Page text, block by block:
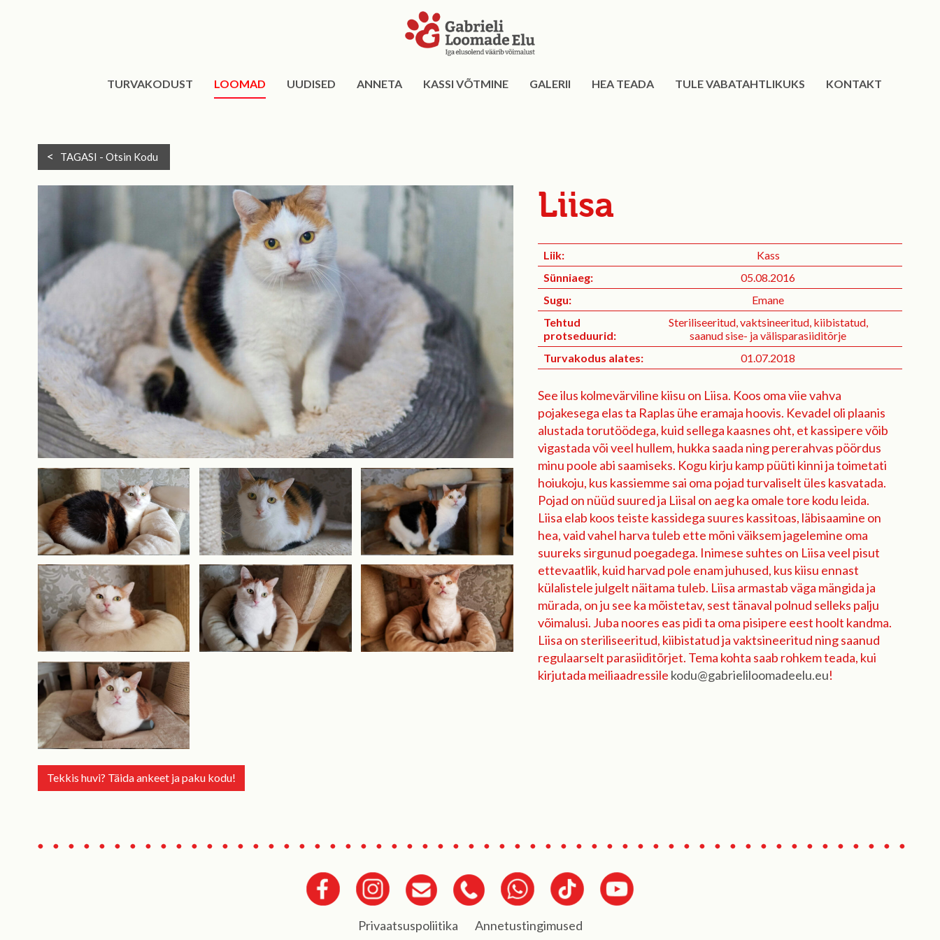
TURVAKODUST LOOMAD UUDISED ANNETA KASSI VÕTMINE GALERII HEA TEADA TULE VABATAHTLIKUKS KONTAKT
TAGASI - Otsin Kodu
Liisa
Liik:
Kass
Sünniaeg:
05.08.2016
Sugu:
Emane
Tehtud
protseduurid:
Steriliseeritud, vaktsineeritud, kiibistatud,
saanud sise- ja välisparasiiditõrje
Turvakodus alates:
01.07.2018
See ilus kolmevärviline kiisu on Liisa. Koos oma viie vahva
pojakesega elas ta Raplas ühe eramaja hoovis. Kevadel oli plaanis
alustada torutöödega, kuid sellega kaasnes oht, et kassipere võib
vigastada või veel hullem, hukka saada ning pererahvas pöördus
minu poole abi saamiseks. Kogu kirju kamp püüti kinni ja toimetati
hoiukoju, kus kassiemme sai oma pojad turvaliselt üles kasvatada.
Pojad on nüüd suured ja Liisal on aeg ka omale tore kodu leida.
Liisa elab koos teiste kassidega suures kassitoas, läbisaamine on
hea, vaid vahel harva tuleb ette mõni väiksem jagelemine oma
suureks sirgunud poegadega. Inimese suhtes on Liisa veel pisut
ettevaatlik, kuid harvad pole enam juhused, kus kiisu ennast
külalistele julgelt näitama tuleb. Liisa armastab väga mängida ja
mürada, on ju see ka mõistetav, sest tänaval polnud selleks palju
võimalusi. Juba noores eas pidi ta oma pisipere eest hoolt kandma.
Liisa on steriliseeritud, kiibistatud ja vaktsineeritud ning saanud
regulaarselt parasiiditõrjet. Tema kohta saab rohkem teada, kui
kirjutada meiliaadressile kodu@gabrieliloomadeelu.eu!
Tekkis huvi? Täida ankeet ja paku kodu!
Privaatsuspoliitika Annetustingimused